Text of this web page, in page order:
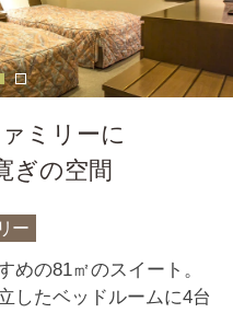
ミリーに
ぎの空間
ー
めの81㎡のスイート。
したベッドルームに4台